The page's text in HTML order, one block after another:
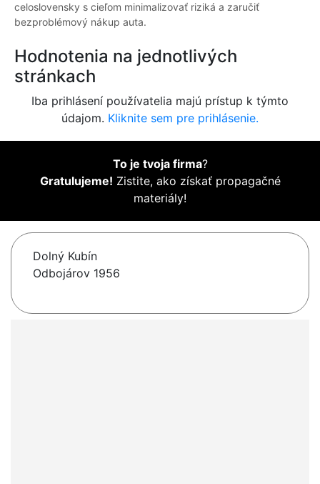
celoslovensky s cieľom minimalizovať riziká a zaručiť
bezproblémový nákup auta.
Hodnotenia na jednotlivých
stránkach
Iba prihlásení používatelia majú prístup k týmto
údajom. Kliknite sem pre prihlásenie.
To je tvoja firma?
Gratulujeme! Zistite, ako získať propagačné
materiály!
Dolný Kubín
Odbojárov 1956